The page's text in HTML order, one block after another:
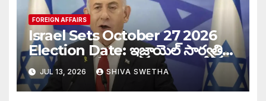
FOREIGN AFFAIRS
Israel Sets October 27 2026
Election Date: ఇజ్రాయెల్ సార్వత్రిక
ఎన్నికలకు తేదీ ఖరారు…
JUL 13, 2026 SHIVA SWETHA